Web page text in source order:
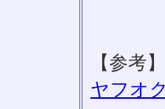
【参考
ヤフオク